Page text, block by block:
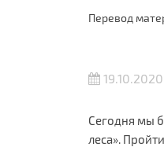
Перевод
19.10.2020
Сегодня мы
леса».